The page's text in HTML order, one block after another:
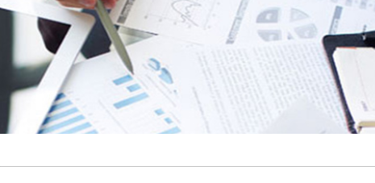
新闻
品说明
品视频
新款西厨
新款中厨
定制化产品
电磁炒菜炉
电磁煮面炉
下载中心
服务网点
消费维权
产品使用手册